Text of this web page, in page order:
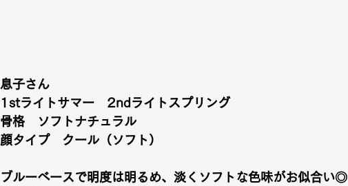
息子さん
1stライトサマー　2ndライトスプリング
骨格　ソフトナチュラル
顔タイプ　クール（ソフト）
ブルーベースで明度は明るめ、淡くソフトな色味がお似合い◎